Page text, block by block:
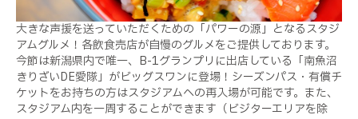
大きな声援を送っていただくための「パワーの源」となるスタジ
アムグルメ！各飲食売店が自慢のグルメをご提供しております。
今節は新潟県内で唯一、B-1グランプリに出店している「南魚沼
きりざいDE愛隊」がビッグスワンに登場！シーズンパス・有償チ
ケットをお持ちの方はスタジアムへの再入場が可能です。また、
スタジアム内を一周することができます（ビジターエリアを除